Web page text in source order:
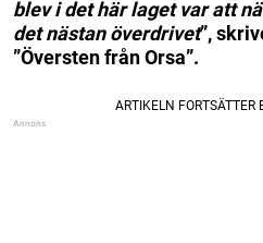
blev i det här laget var att
det nästan överdrivet”,
”Översten från Orsa”.